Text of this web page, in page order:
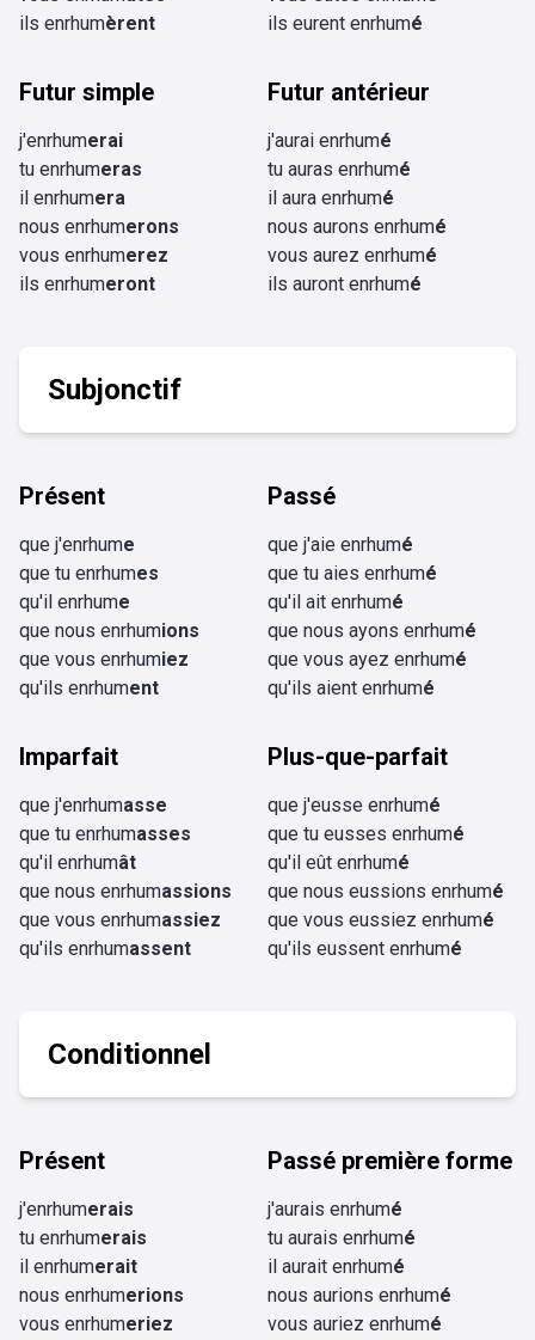
ils enrhumèrent
ils eurent enrhumé
Futur simple
j'enrhumerai
tu enrhumeras
il enrhumera
nous enrhumerons
vous enrhumerez
ils enrhumeront
Futur antérieur
j'aurai enrhumé
tu auras enrhumé
il aura enrhumé
nous aurons enrhumé
vous aurez enrhumé
ils auront enrhumé
Subjonctif
Présent
que j'enrhume
que tu enrhumes
qu'il enrhume
que nous enrhumions
que vous enrhumiez
qu'ils enrhument
Passé
que j'aie enrhumé
que tu aies enrhumé
qu'il ait enrhumé
que nous ayons enrhumé
que vous ayez enrhumé
qu'ils aient enrhumé
Imparfait
que j'enrhumasse
que tu enrhumasses
qu'il enrhumât
que nous enrhumassions
que vous enrhumassiez
qu'ils enrhumassent
Plus-que-parfait
que j'eusse enrhumé
que tu eusses enrhumé
qu'il eût enrhumé
que nous eussions enrhumé
que vous eussiez enrhumé
qu'ils eussent enrhumé
Conditionnel
Présent
j'enrhumerais
tu enrhumerais
il enrhumerait
nous enrhumerions
vous enrhumeriez
Passé première forme
j'aurais enrhumé
tu aurais enrhumé
il aurait enrhumé
nous aurions enrhumé
vous auriez enrhumé